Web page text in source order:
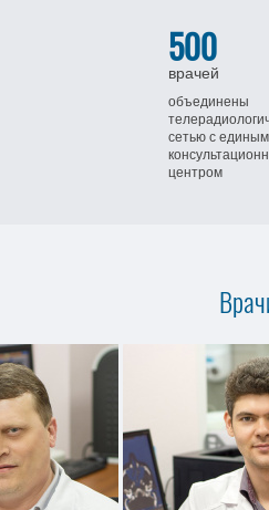
500
врачей
объединены
сетью с единым
центром